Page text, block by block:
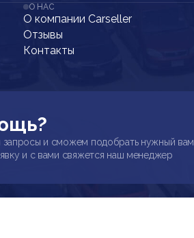
О НАС
О компании Carseller
Отзывы
Контакты
запросы и сможем подобрать нужный вам
и с вами свяжется наш менеджер